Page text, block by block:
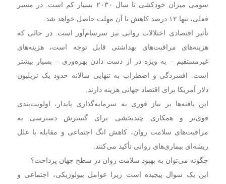
سومی میزان خودکشی تا سال ۲۰۳۰ بسیار کم است. در مسیر
فعلی، تنها ۱۲ درصد کاهش تا آن مهلت حاصل خواهد شد.
تأثیر اقتصادی اختلالات روانی نیز سرسام‌آور است. در حالی که
هزینه‌های مراقبت‌های بهداشتی قابل توجه است، هزینه‌های
غیرمستقیم – به ویژه در از دست دادن بهره‌وری – بسیار بیشتر
است. افسردگی و اضطراب به تنهایی سالانه حدود یک تریلیون
دلار آمریکا برای اقتصاد جهانی هزینه دارند.
این یافته‌ها بر نیاز فوری به سرمایه‌گذاری پایدار، اولویت‌بندی
قوی‌تر و همکاری چندبخشی برای گسترش دسترسی به
مراقبت‌های سلامت روان، کاهش انگ اجتماعی و مقابله با علل
ریشه‌ای بیماری‌های روانی تأکید می‌کنند.
چگونه می‌توان به بهبود سلامت روان در سطح جهان پرداخت؟
این یک سوال پیچیده است زیرا عوامل بیولوژیکی، اجتماعی و